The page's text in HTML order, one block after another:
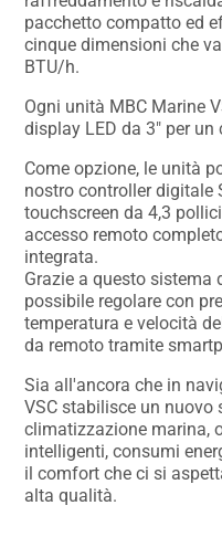
pacchetto compatto ed
cinque dimensioni che
BTU/h.
Ogni unità MBC Marine
display LED da 3″ per
Come opzione, le unità
nostro controller digitale
touchscreen da 4,3
accesso remoto
integrata.
Grazie a questo sistema
possibile regolare con
temperatura e velocità
da remoto tramite
Sia all'ancora che in
VSC stabilisce un nuovo
climatizzazione marina,
intelligenti, consumi
il comfort che ci si
alta qualità.